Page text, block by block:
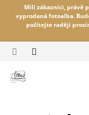
Milí zákazníci, právě
vyprodaná fotoalba.
počítejte raději